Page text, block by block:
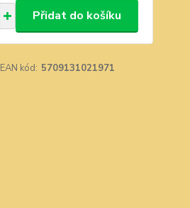
Přidat do košíku
EAN kód: 5709131021971